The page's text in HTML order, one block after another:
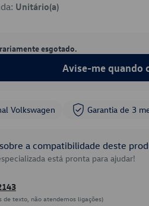
Unitário(a)
esgotado.
Avise-me quando
Volkswagen Garantia de 3
a compatibilidade deste
está pronta para ajudar!
de texto, não atendemos ligações)